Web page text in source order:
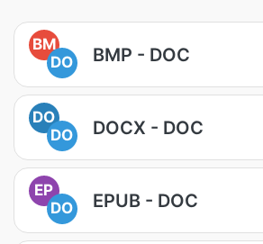
BM
DO
BMP - DOC
DO
DO
DOCX - DOC
EP
DO
EPUB - DOC